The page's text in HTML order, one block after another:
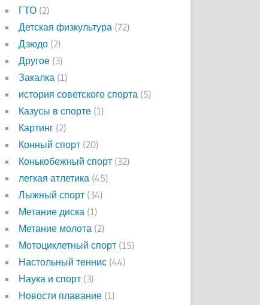
ГТО (2)
Детская физкультура (72)
Дзюдо (2)
Другое (3)
Закалка (1)
история советского спорта (5)
Казусы в спорте (1)
Картинг (2)
Конный спорт (20)
Конькобежный спорт (32)
легкая атлетика (45)
Лыжный спорт (34)
Метание диска (1)
Метание молота (2)
Мотоциклетный спорт (15)
Настольный теннис (44)
Наука и спорт (3)
Новости плавание (1)